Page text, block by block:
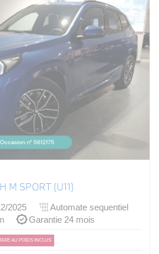
M SPORT (U11)
2025
Automate sequentiel
Garantie 24 mois
AU POIDS INCLUS